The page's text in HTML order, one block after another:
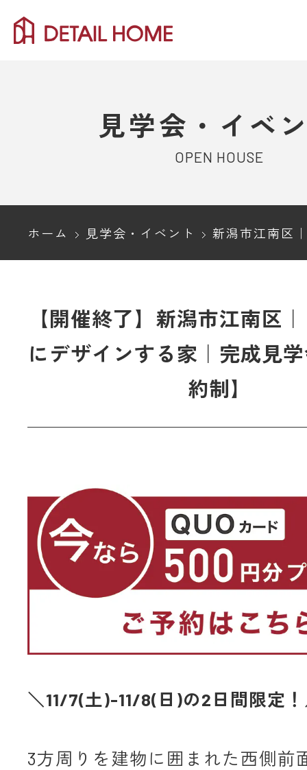
見学会・イベ
OPEN HOUSE
ホーム 見学会・イベント 新潟市江南区｜コンパクトにデザイ
【開催終了】新潟市江南区
にデザインする家｜完成見
約制】
＼11/7(土)-11/8(日)の2日間限定
3方周りを建物に囲まれた西側前